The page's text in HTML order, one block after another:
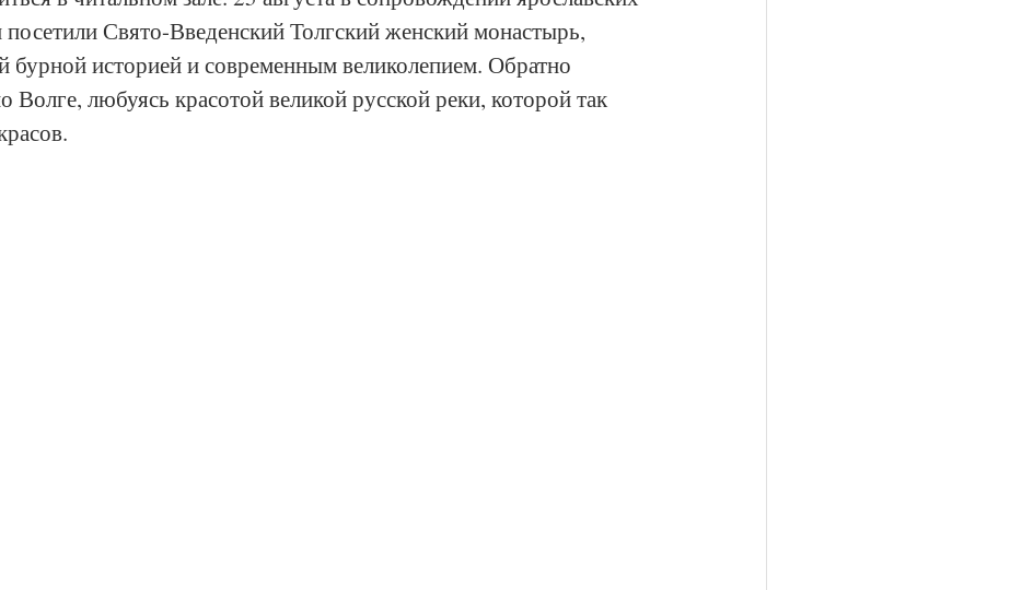
посетили Свято-Введенский Толгский женский монастырь,
бурной историей и современным великолепием. Обратно
Волге, любуясь красотой великой русской реки, которой так